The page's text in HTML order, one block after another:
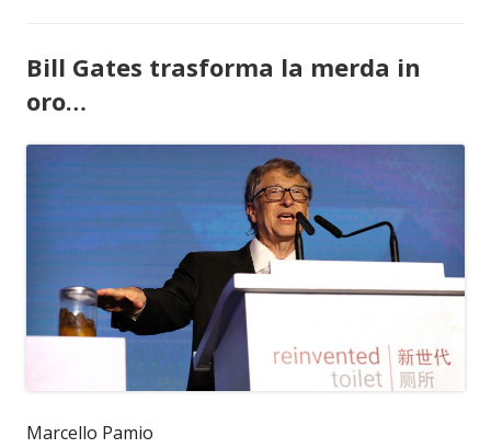
Bill Gates trasforma la merda in
oro…
Marcello Pamio